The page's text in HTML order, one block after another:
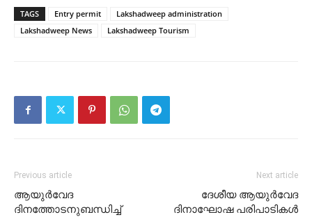
TAGS Entry permit
Lakshadweep administration
Lakshadweep News
Lakshadweep Tourism
Previous article
ആയുർവേദ
ദിനത്തോടനുബന്ധിച്ച്
Next article
ദേശീയ ആയുർവേദ
ദിനാഘോഷ പരിപാടികൾ